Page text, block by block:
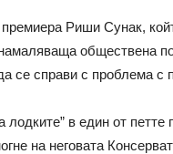
Риши Сунак,
обществена
се справи с проблема с
лодките” в един от
на неговата